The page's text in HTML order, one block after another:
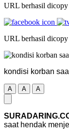
URL berhasil dicopy
URL berhasil dicopy
kondisi korban
A A A
saat hendak